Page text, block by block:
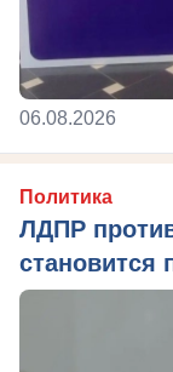
06.08.2026
Политика
ЛДПР
становится